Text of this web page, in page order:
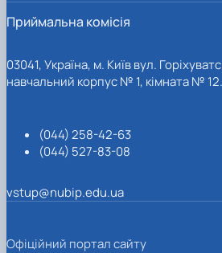
Приймальна комісія
03041, Україна, м. Київ вул.
навчальний корпус № 1, кімната № 12.
(044) 258-42-63
(044) 527-83-08
vstup@nubip.edu.ua
Офіційний портал сайту